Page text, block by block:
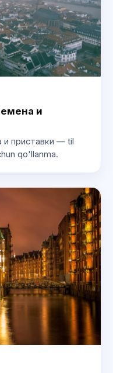
и
и приставки — til
qo'llanma.